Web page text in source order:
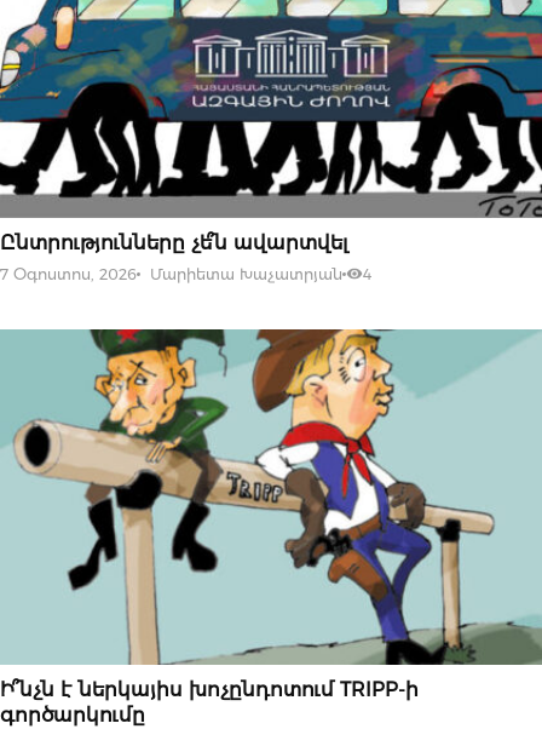
07 ՕԳՈՍՏՈՍԻ, 2026
Ընտրությունները չե՞ն ավարտվել
7 Օգոստոս, 2026 Մարիետա Խաչատրյան 4
07 ՕԳՈՍՏՈՍԻ, 2026
Ի՞նչն է ներկայիս խոչընդոտում TRIPP-ի
գործարկումը